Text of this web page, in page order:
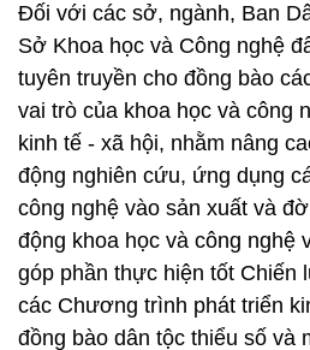
Đối với các sở, ngành, Ban
Sở Khoa học và Công nghệ
tuyên truyền cho đồng bào
vai trò của khoa học và công
kinh tế - xã hội, nhằm nâng
động nghiên cứu, ứng dụng
công nghệ vào sản xuất và
động khoa học và công nghệ
góp phần thực hiện tốt Chiến
các Chương trình phát triển
đồng bào dân tộc thiểu số và